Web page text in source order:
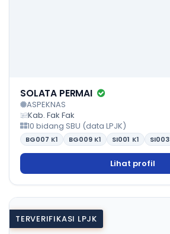
SOLATA PERMAI
ASPEKNAS
Kab. Fak Fak
10 bidang SBU (data LPJK)
BG007 K1 BG009 K1 SI001 K1 SI003
Lihat profil
TERVERIFIKASI LPJK